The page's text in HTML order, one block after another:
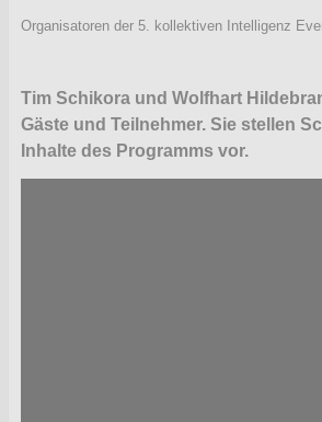
Organisatoren der 5. kollektiven Intelligenz
Tim Schikora und Wolfhart
Gäste und Teilnehmer. Sie stellen
Inhalte des Programms vor.